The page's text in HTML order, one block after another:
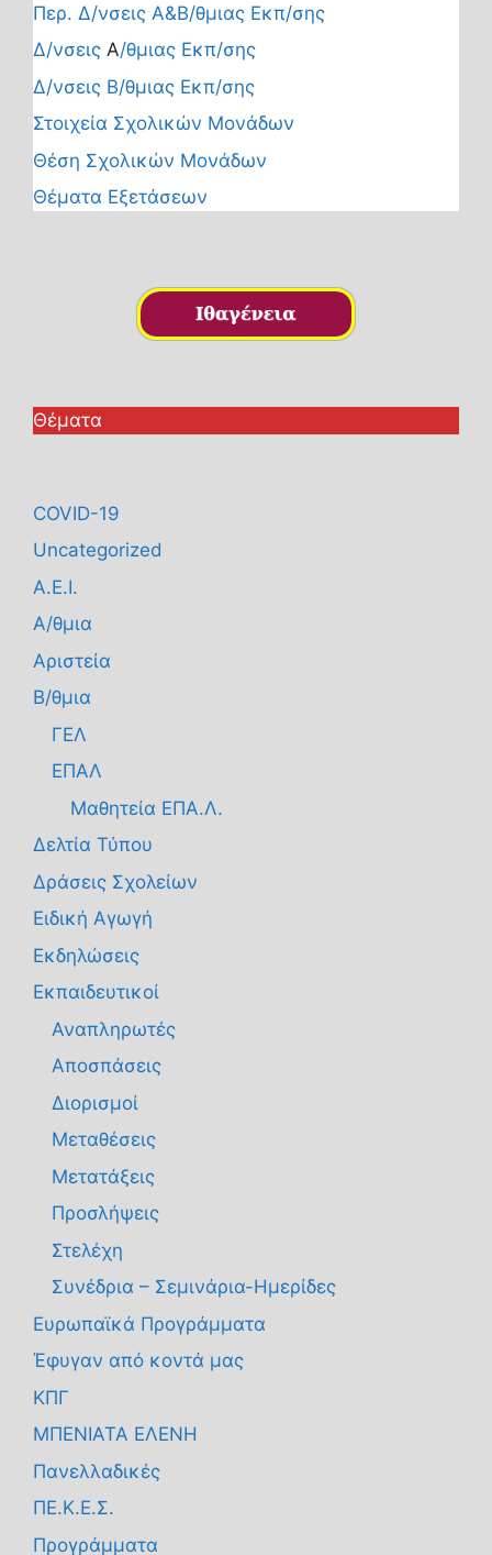
Περ. Δ/νσεις Α&Β/θμιας Εκπ/σης
Δ/νσεις Α/θμιας Εκπ/σης
Δ/νσεις Β/θμιας Εκπ/σης
Στοιχεία Σχολικών Μονάδων
Θέση Σχολικών Μονάδων
Θέματα Εξετάσεων
Θέματα
COVID-19
Uncategorized
Α.Ε.Ι.
Α/θμια
Αριστεία
Β/θμια
ΓΕΛ
ΕΠΑΛ
Μαθητεία ΕΠΑ.Λ.
Δελτία Τύπου
Δράσεις Σχολείων
Ειδική Αγωγή
Εκδηλώσεις
Εκπαιδευτικοί
Αναπληρωτές
Αποσπάσεις
Διορισμοί
Μεταθέσεις
Μετατάξεις
Προσλήψεις
Στελέχη
Συνέδρια – Σεμινάρια-Ημερίδες
Ευρωπαϊκά Προγράμματα
Έφυγαν από κοντά μας
ΚΠΓ
ΜΠΕΝΙΑΤΑ ΕΛΕΝΗ
Πανελλαδικές
ΠΕ.Κ.Ε.Σ.
Προγράμματα